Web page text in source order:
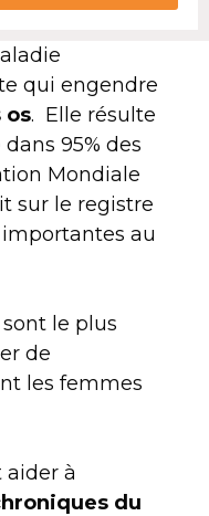
qui engendre
os. Elle résulte
dans 95% des
Mondiale
sur le registre
au
le plus
de
les femmes
aider à
du